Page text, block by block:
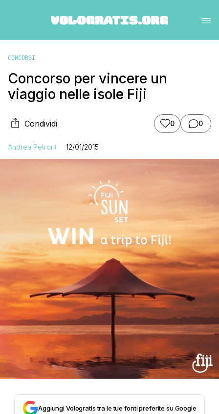
CONCORSI
Concorso per vincere un
viaggio nelle isole Fiji
Condividi 0 0
Andrea Petroni 12/01/2015
Aggiungi Vologratis tra le tue fonti preferite su Google